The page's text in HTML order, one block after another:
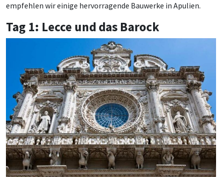
empfehlen wir einige hervorragende Bauwerke in Apulien.
Tag 1: Lecce und das Barock